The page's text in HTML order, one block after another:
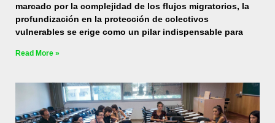
marcado por la complejidad de los flujos migratorios, la
profundización en la protección de colectivos
vulnerables se erige como un pilar indispensable para
Read More »